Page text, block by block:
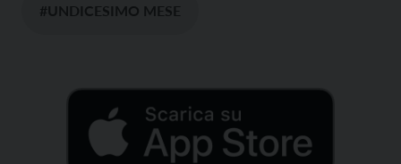
#UNDICESIMO MESE